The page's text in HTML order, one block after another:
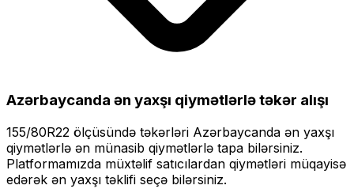
Azərbaycanda ən yaxşı qiymətlərlətəkər alışı
155/80R22 ölçüsündə təkərləri Azərbaycanda ən yaxşı
qiymətlərlə ən münasib qiymətlərlə tapa bilərsiniz.
Platformamızda müxtəlif satıcılardan qiymətləri müqayisə
edərək ən yaxşı təklifi seçə bilərsiniz.